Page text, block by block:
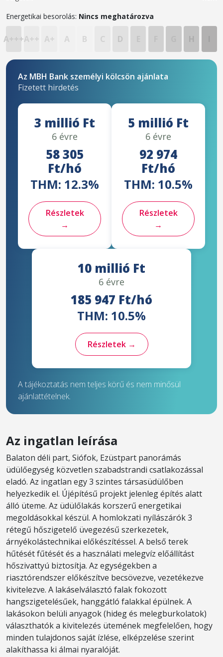
Energetikai besorolás: Nincs meghatározva
A+++A++ A+ A B C D
Az MBH Bank személyi kölcsön ajánlata
Fizetett hirdetés
3 millió Ft
6 évre
58 305
Ft/hó
THM: 12.3%
Részletek
→
5 millió Ft
6 évre
92 974
Ft/hó
THM: 10.5%
Részletek
→
10 millió Ft
6 évre
185 947 Ft/hó
THM: 10.5%
Részletek →
A tájékoztatás nem teljes körű és nem minősül
ajánlattételnek.
Az ingatlan leírása
Balaton déli part, Siófok, Ezüstpart panorámás
üdülőegység közvetlen szabadstrandi csatlakozással
eladó. Az ingatlan egy 3 szintes társasüdülőben
helyezkedik el. Újépítésű projekt jelenleg építés alatt
álló üteme. Az üdülőlakás korszerű energetikai
megoldásokkal készül. A homlokzati nyílászárók 3
rétegű hőszigetelő üvegezésű szerkezetek,
árnyékolástechnikai előkészítéssel. A belső terek
hűtését fűtését és a használati melegvíz előállítást
hőszivattyú biztosítja. Az egységekben a
riasztórendszer előkészítve becsövezve, vezetékezve
kivitelezve. A lakáselválasztó falak fokozott
hangszigetelésűek, hanggátló falakkal épülnek. A
lakásokon belüli anyagok (hideg és melegburkolatok)
választhatók a kivitelezés ütemének megfelelően, hogy
minden tulajdonos saját ízlése, elképzelése szerint
alakíthassa ki álmai nyaralóját.